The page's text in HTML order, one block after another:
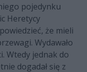
pojedynku
Heretycy
że mieli
Wydawało
Wtedy jednak do
dogadał się z